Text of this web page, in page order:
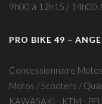
9h00 à 12h15 / 14h00
PRO BIKE 49 –
Concessionnaire
Motos / Scooters /
KAWASAKI - KTM -